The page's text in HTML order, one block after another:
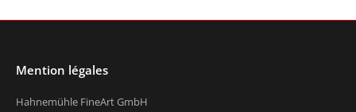
Mention légales
Hahnemühle FineArt GmbH